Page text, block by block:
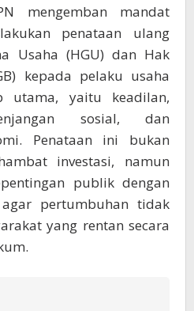
mengemban mandat
penataan ulang
Usaha (HGU) dan Hak
kepada pelaku usaha
utama, yaitu keadilan,
sosial, dan
Penataan ini bukan
investasi, namun
publik dengan
pertumbuhan tidak
yang rentan secara